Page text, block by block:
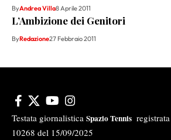
ByAndrea Villa8 Aprile 2011
L’Ambizione dei Genitori
ByRedazione27 Febbraio 2011
Testata giornalistica Spazio Tennis
10268 del 15/09/2025